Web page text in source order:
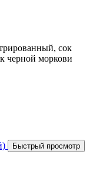
сок
черной моркови
Быстрый просмотр